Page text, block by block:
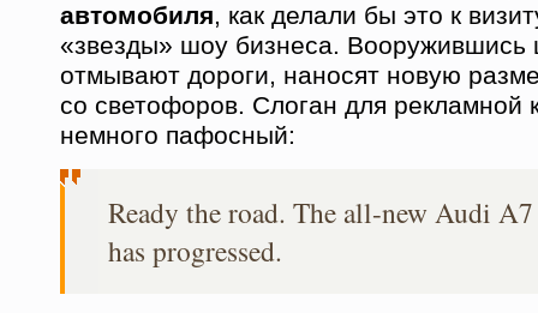
автомобиля, как делали бы это к
«звезды» шоу бизнеса. Вооружившись
отмывают дороги, наносят новую
со светофоров. Слоган для рекламной
немного пафосный:
Ready the road. The all-new Audi
has progressed.